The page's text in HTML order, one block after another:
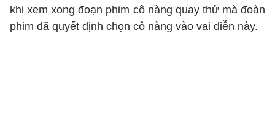
khi xem xong đoạn phim cô nàng quay thử mà đoàn
phim đã quyết định chọn cô nàng vào vai diễn này.